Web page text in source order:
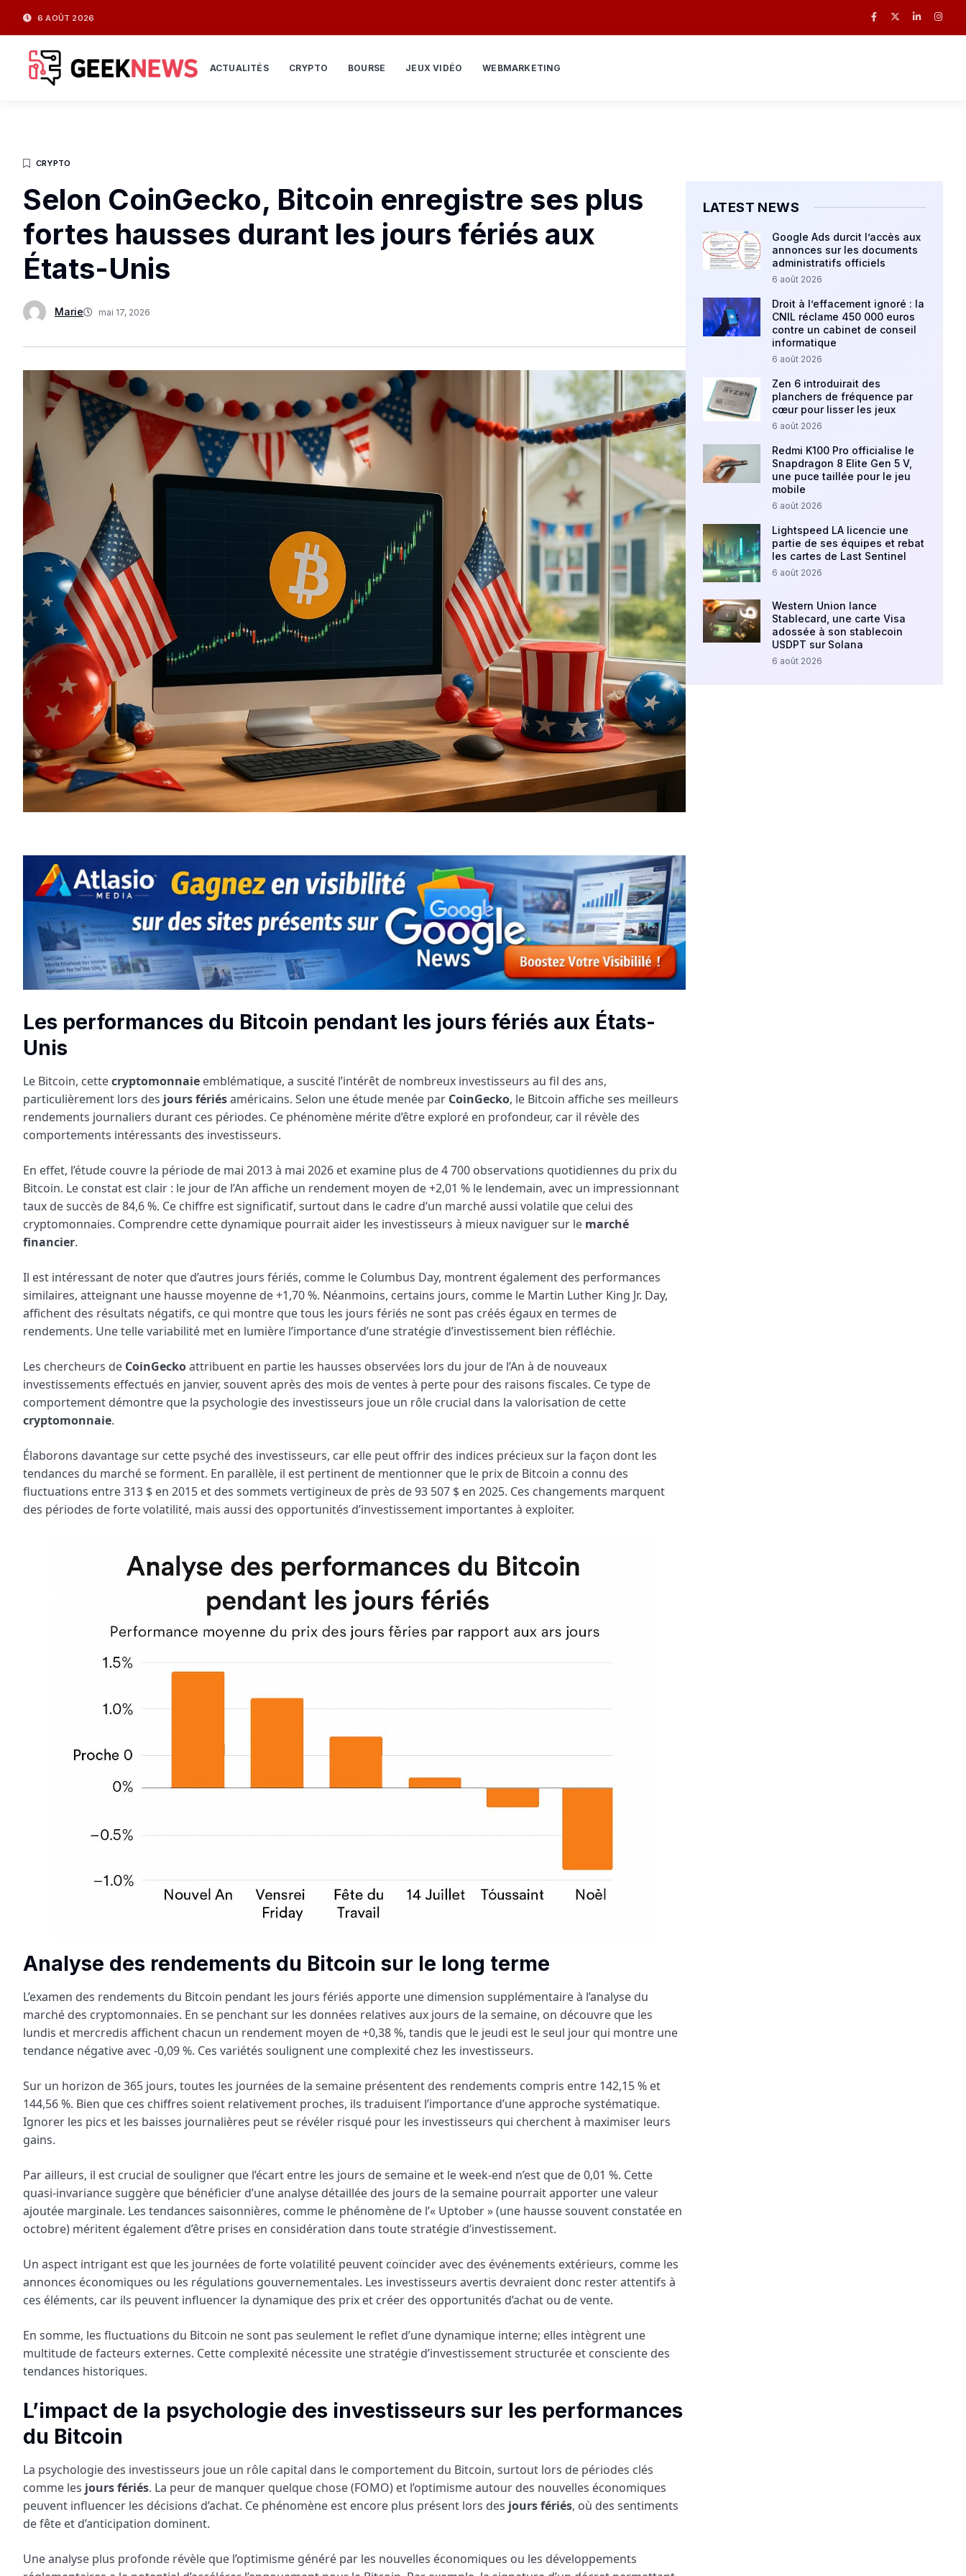
6 AOÛT 2026
ACTUALITÉS CRYPTO BOURSE JEUX VIDÉO WEBMARKETING
CRYPTO
Selon CoinGecko, Bitcoin enregistre ses plus
fortes hausses durant les jours fériés aux
États-Unis
Marie mai 17, 2026
Les performances du Bitcoin pendant les jours fériés aux États-
Unis
Le Bitcoin, cettecryptomonnaie emblématique, a suscité l’intérêt de nombreux investisseurs au fil des ans,
particulièrement lors des jours fériésaméricains. Selon une étude menée par CoinGecko, le Bitcoin affiche ses meilleurs
rendements journaliers durant ces périodes. Ce phénomène mérite d’être exploré en profondeur, car il révèle des
comportements intéressants des investisseurs.
En effet, l’étude couvre la période de mai 2013 à mai 2026 et examine plus de 4 700 observations quotidiennes du prix du
Bitcoin. Le constat est clair : le jour de l’An affiche un rendement moyen de +2,01 % le lendemain, avec un impressionnant
taux de succès de 84,6 %. Ce chiffre est significatif, surtout dans le cadre d’un marché aussi volatile que celui des
cryptomonnaies. Comprendre cette dynamique pourrait aider les investisseurs à mieux naviguer sur le marché
financier.
Il est intéressant de noter que d’autres jours fériés, comme le Columbus Day, montrent également des performances
similaires, atteignant une hausse moyenne de +1,70 %. Néanmoins, certains jours, comme le Martin Luther King Jr. Day,
affichent des résultats négatifs, ce qui montre que tous les jours fériés ne sont pas créés égaux en termes de
rendements. Une telle variabilité met en lumière l’importance d’une stratégie d’investissement bien réfléchie.
Les chercheurs de CoinGeckoattribuent en partie les hausses observées lors du jour de l’An à de nouveaux
investissements effectués en janvier, souvent après des mois de ventes à perte pour des raisons fiscales. Ce type de
comportement démontre que la psychologie des investisseurs joue un rôle crucial dans la valorisation de cette
cryptomonnaie.
Élaborons davantage sur cette psyché des investisseurs, car elle peut offrir des indices précieux sur la façon dont les
tendances du marché se forment. En parallèle, il est pertinent de mentionner que le prix de Bitcoin a connu des
fluctuations entre 313 $ en 2015 et des sommets vertigineux de près de 93 507 $ en 2025. Ces changements marquent
des périodes de forte volatilité, mais aussi des opportunités d’investissement importantes à exploiter.
Analyse des rendements du Bitcoin sur le long terme
L’examen des rendements du Bitcoin pendant les jours fériés apporte une dimension supplémentaire à l’analyse du
marché des cryptomonnaies. En se penchant sur les données relatives aux jours de la semaine, on découvre que les
lundis et mercredis affichent chacun un rendement moyen de +0,38 %, tandis que le jeudi est le seul jour qui montre une
tendance négative avec -0,09 %. Ces variétés soulignent une complexité chez les investisseurs.
Sur un horizon de 365 jours, toutes les journées de la semaine présentent des rendements compris entre 142,15 % et
144,56 %. Bien que ces chiffres soient relativement proches, ils traduisent l’importance d’une approche systématique.
Ignorer les pics et les baisses journalières peut se révéler risqué pour les investisseurs qui cherchent à maximiser leurs
gains.
Par ailleurs, il est crucial de souligner que l’écart entre les jours de semaine et le week-end n’est que de 0,01 %. Cette
quasi-invariance suggère que bénéficier d’une analyse détaillée des jours de la semaine pourrait apporter une valeur
ajoutée marginale. Les tendances saisonnières, comme le phénomène de l’« Uptober » (une hausse souvent constatée en
octobre) méritent également d’être prises en considération dans toute stratégie d’investissement.
Un aspect intrigant est que les journées de forte volatilité peuvent coïncider avec des événements extérieurs, comme les
annonces économiques ou les régulations gouvernementales. Les investisseurs avertis devraient donc rester attentifs à
ces éléments, car ils peuvent influencer la dynamique des prix et créer des opportunités d’achat ou de vente.
En somme, les fluctuations du Bitcoin ne sont pas seulement le reflet d’une dynamique interne; elles intègrent une
multitude de facteurs externes. Cette complexité nécessite une stratégie d’investissement structurée et consciente des
tendances historiques.
L’impact de la psychologie des investisseurs sur les performances
du Bitcoin
La psychologie des investisseurs joue un rôle capital dans le comportement du Bitcoin, surtout lors de périodes clés
comme les jours fériés. La peur de manquer quelque chose (FOMO) et l’optimisme autour des nouvelles économiques
peuvent influencer les décisions d’achat. Ce phénomène est encore plus présent lors des jours fériés, où des sentiments
de fête et d’anticipation dominent.
Une analyse plus profonde révèle que l’optimisme généré par les nouvelles économiques ou les développements
LATEST NEWS
Google Ads durcit l’accès aux
annonces sur les documents
administratifs officiels
6 août 2026
Droit à l’effacement ignoré : la
CNIL réclame 450 000 euros
contre un cabinet de conseil
informatique
6 août 2026
Zen 6 introduirait des
planchers de fréquence par
cœur pour lisser les jeux
6 août 2026
Redmi K100 Pro officialise le
Snapdragon 8 Elite Gen 5 V,
une puce taillée pour le jeu
mobile
6 août 2026
Lightspeed LA licencie une
partie de ses équipes et rebat
les cartes de Last Sentinel
6 août 2026
Western Union lance
Stablecard, une carte Visa
adossée à son stablecoin
USDPT sur Solana
6 août 2026